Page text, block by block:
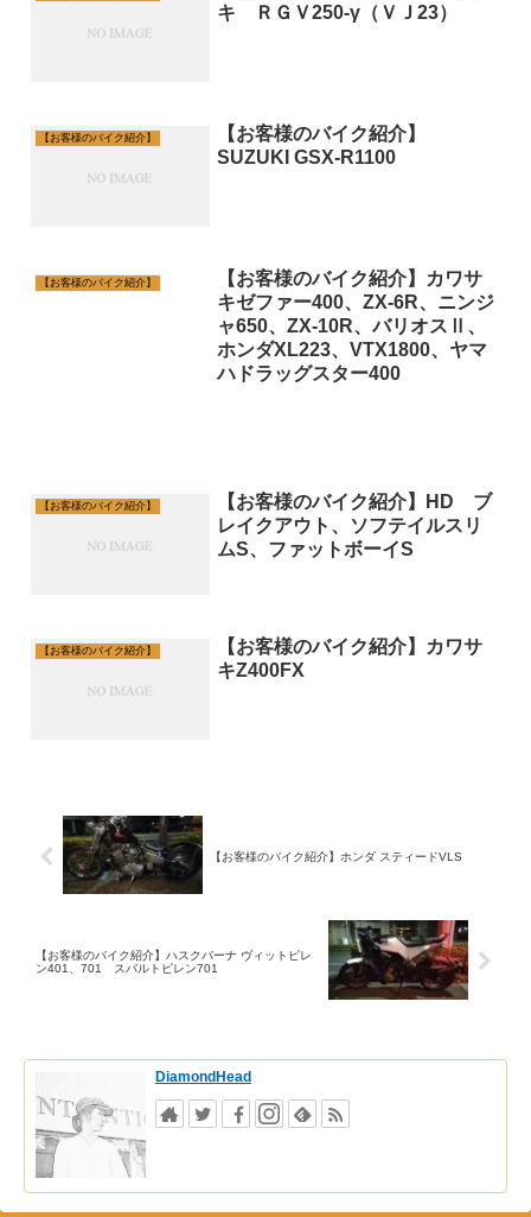
キ ＲＧＶ250-γ（ＶＪ23）
【お客様のバイク紹介】
【お客様のバイク紹介】
SUZUKI GSX-R1100
【お客様のバイク紹介】
【お客様のバイク紹介】カワサ
キゼファー400、ZX-6R、ニンジ
ャ650、ZX-10R、バリオスⅡ、
ホンダXL223、VTX1800、ヤマ
ハドラッグスター400
ムS、ファットボーイS